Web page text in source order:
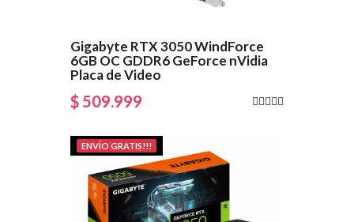
Gigabyte RTX 3050 WindForce
6GB OC GDDR6 GeForce nVidia
Placa de Video
$ 509.999
ENVÍO GRATIS!!!